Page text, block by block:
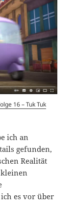
16 – Tuk Tuk
ich an
gefunden,
Realität
ich es vor über